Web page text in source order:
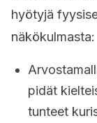
hyötyjä
näkökulmasta:
pidät
tunteet